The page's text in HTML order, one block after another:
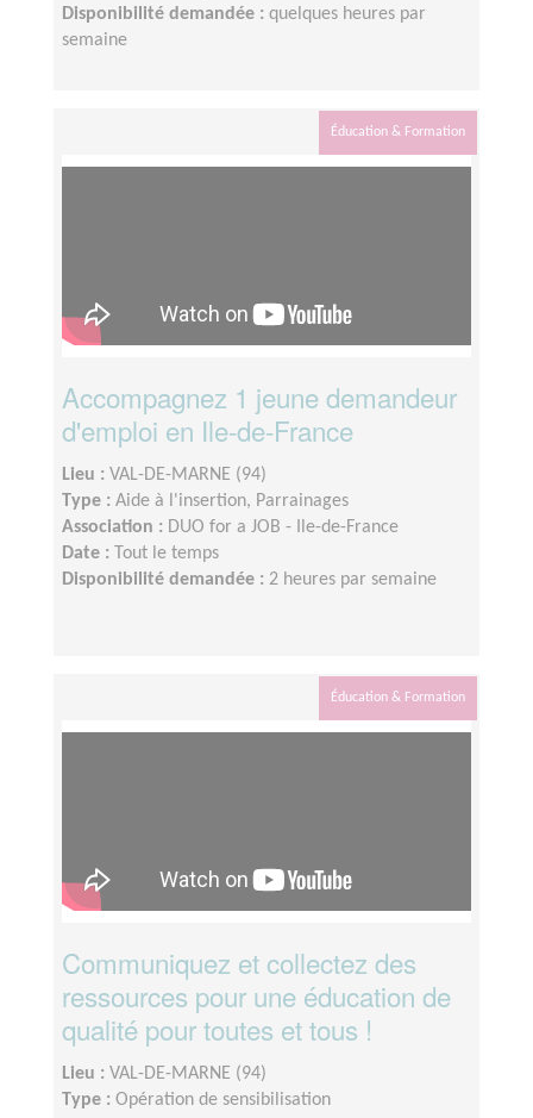
Disponibilité demandée : quelques heures par
semaine
Éducation & Formation
Accompagnez 1 jeune demandeur
d'emploi en Ile-de-France
Lieu : VAL-DE-MARNE (94)
Type : Aide à l'insertion, Parrainages
Association : DUO for a JOB - Ile-de-France
Date :
Tout le temps
Disponibilité demandée : 2 heures par semaine
Éducation & Formation
Communiquez et collectez des
ressources pour une éducation de
qualité pour toutes et tous !
Lieu : VAL-DE-MARNE (94)
Type : Opération de sensibilisation